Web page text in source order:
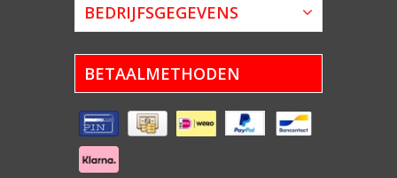
BEDRIJFSGEGEVENS
BETAALMETHODEN